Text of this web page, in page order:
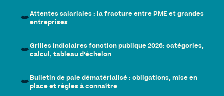
Attentes salariales : la fracture entre PME et grandes
entreprises
Grilles indiciaires fonction publique 2026: catégories,
calcul, tableau d’échelon
Bulletin de paie dématérialisé : obligations, mise en
place et règles à connaître